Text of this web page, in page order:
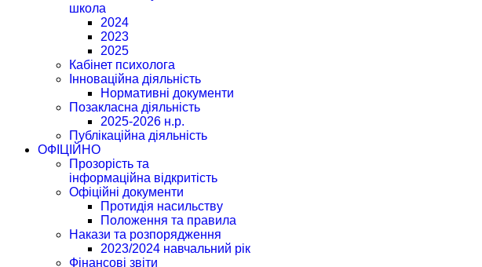
школа
2024
2023
2025
Кабінет психолога
Інноваційна діяльність
Нормативні документи
Позакласна діяльність
2025-2026 н.р.
Публікаційна діяльність
ОФІЦІЙНО
Прозорість та
інформаційна відкритість
Офіційні документи
Протидія насильству
Положення та правила
Накази та розпорядження
2023/2024 навчальний рік
Фінансові звіти